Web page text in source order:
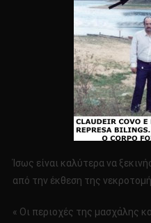
Ίσως είναι καλύτερα να
από την έκθεση της
« Οι περιοχές της μασχάλης